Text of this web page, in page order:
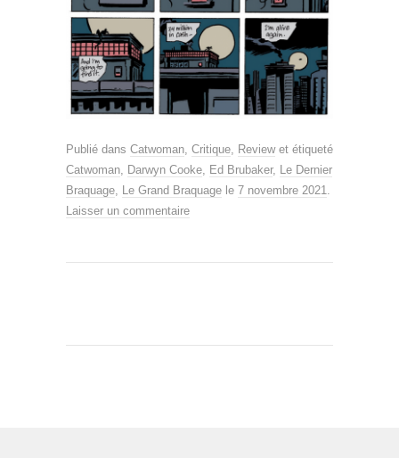
Publié dans Catwoman, Critique, Reviewet étiqueté
Catwoman, Darwyn Cooke, Ed Brubaker, Le Dernier
Braquage, Le Grand Braquage le 7 novembre 2021.
Laisser un commentaire